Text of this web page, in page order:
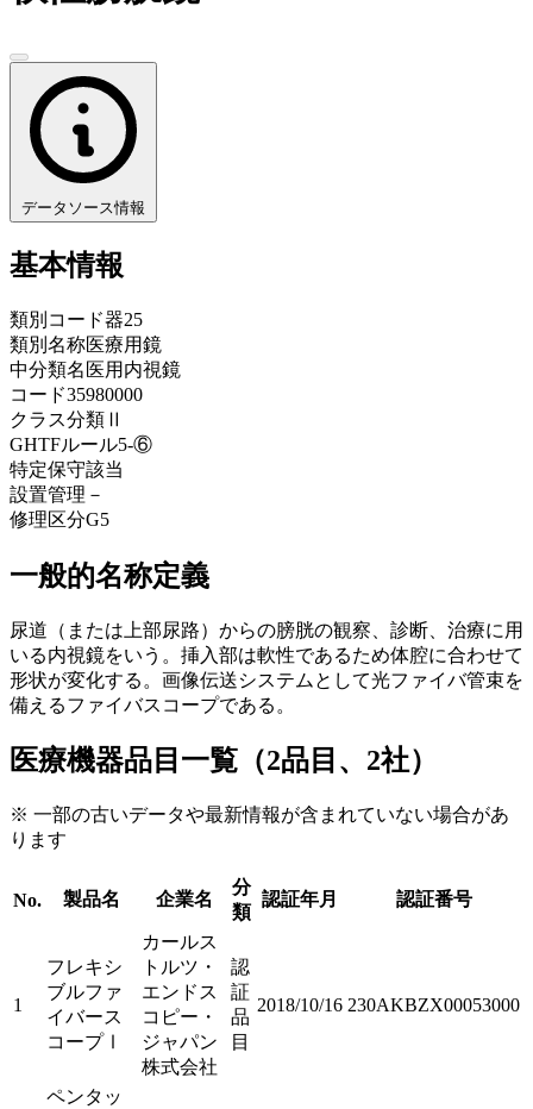
データソース情報
基本情報
類別コード器25
類別名称医療用鏡
中分類名 医用内視鏡
コード35980000
クラス分類 Ⅱ
GHTFルール5-⑥
特定保守該当
設置管理 －
修理区分G5
一般的名称定義
尿道（または上部尿路）からの膀胱の観察、診断、治療に用
いる内視鏡をいう。挿入部は軟性であるため体腔に合わせて
形状が変化する。画像伝送システムとして光ファイバ管束を
備えるファイバスコープである。
医療機器品目一覧（2品目、2社）
※ 一部の古いデータや最新情報が含まれていない場合があ
ります
No. 製品名 企業名
分
類
認証年月 認証番号
1
フレキシ
ブルファ
イバース
コープⅠ
カールス
トルツ・
エンドス
コピー・
ジャパン
株式会社
認
証
品
目
2018/10/16 230AKBZX00053000
ペンタッ